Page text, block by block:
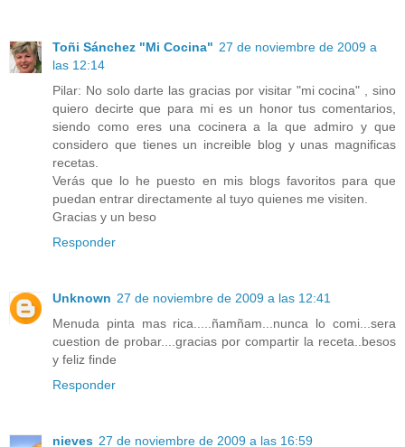
Toñi Sánchez "Mi Cocina" 27 de noviembre de 2009 a
las 12:14
Pilar: No solo darte las gracias por visitar "mi cocina" , sino
quiero decirte que para mi es un honor tus comentarios,
siendo como eres una cocinera a la que admiro y que
considero que tienes un increible blog y unas magnificas
recetas.
Verás que lo he puesto en mis blogs favoritos para que
puedan entrar directamente al tuyo quienes me visiten.
Gracias y un beso
Responder
Unknown 27 de noviembre de 2009 a las 12:41
Menuda pinta mas rica.....ñamñam...nunca lo comi...sera
cuestion de probar....gracias por compartir la receta..besos
y feliz finde
Responder
nieves 27 de noviembre de 2009 a las 16:59